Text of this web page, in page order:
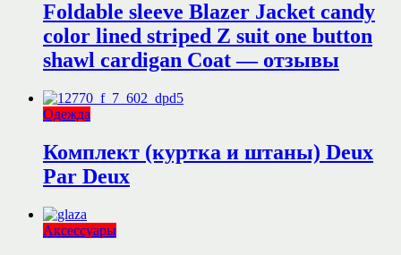
Foldable sleeve Blazer Jacket candy
color lined striped Z suit one button
shawl cardigan Coat — отзывы
Одежда
Комплект (куртка и штаны) Deux
Par Deux
Аксессуары